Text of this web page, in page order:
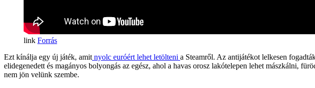
Forrás
Ezt kínálja egy új játék, amit nyolc euróért lehet letölteni a Steamről. Az antijátékot lelkesen
elidegenedett és magányos bolyongás az egész, ahol a havas orosz lakótelepen lehet mászkálni,
nem jön velünk szembe.